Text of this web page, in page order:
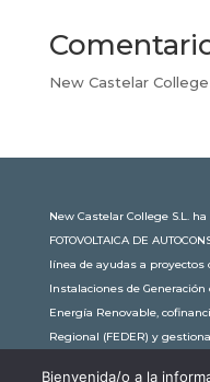
New Castelar College
New Castelar College S.L.
FOTOVOLTAICA DE
línea de ayudas a proyectos
Instalaciones de
Energía Renovable,
Regional (FEDER) y
Bienvenida/o a la